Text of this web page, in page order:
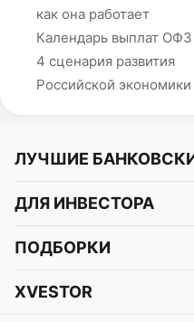
как она работает
Календарь выплат ОФЗ
4 сценария развития
Российской
ЛУЧШИЕ
Альфа-Банк
СБЕР
Газпромбанк
ДЛЯ ИНВЕСТОРА
Курс акций
Курс облигаций
ПОДБОРКИ
Подборки акций
XVESTOR